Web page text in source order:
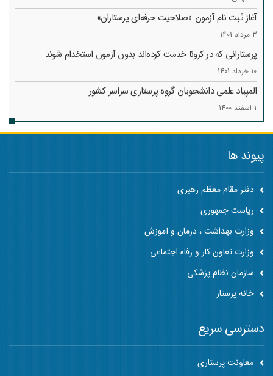
آغاز ثبت نام آزمون «صلاحیت حرفه‌ای پرستاران»
3 مرداد 1401
پرستارانی که در کرونا خدمت کرد‌ه‌اند بدون آزمون استخدام شوند
10 خرداد 1401
المپیاد علمی دانشجویان گروه پرستاری سراسر کشور
1 اسفند 1400
پیوند ها
دفتر مقام معظم رهبری
ریاست جمهوری
وزارت بهداشت ، درمان و آموزش
وزارت تعاون کار و رفاه اجتماعی
سازمان نظام پزشکی
خانه پرستار
دسترسی سریع
معاونت پرستاری